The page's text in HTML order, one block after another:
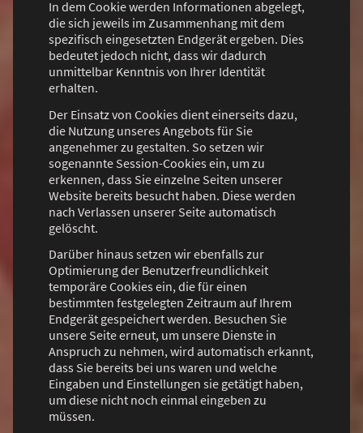
In dem Cookie werden Informationen abgelegt,
die sich jeweils im Zusammenhang mit dem
spezifisch eingesetzten Endgerät ergeben. Dies
bedeutet jedoch nicht, dass wir dadurch
unmittelbar Kenntnis von Ihrer Identität
erhalten.
Der Einsatz von Cookies dient einerseits dazu,
die Nutzung unseres Angebots für Sie
angenehmer zu gestalten. So setzen wir
sogenannte Session-Cookies ein, um zu
erkennen, dass Sie einzelne Seiten unserer
Website bereits besucht haben. Diese werden
nach Verlassen unserer Seite automatisch
gelöscht.
Darüber hinaus setzen wir ebenfalls zur
Optimierung der Benutzerfreundlichkeit
temporäre Cookies ein, die für einen
bestimmten festgelegten Zeitraum auf Ihrem
Endgerät gespeichert werden. Besuchen Sie
unsere Seite erneut, um unsere Dienste in
Anspruch zu nehmen, wird automatisch erkannt,
dass Sie bereits bei uns waren und welche
Eingaben und Einstellungen sie getätigt haben,
um diese nicht noch einmal eingeben zu
müssen.